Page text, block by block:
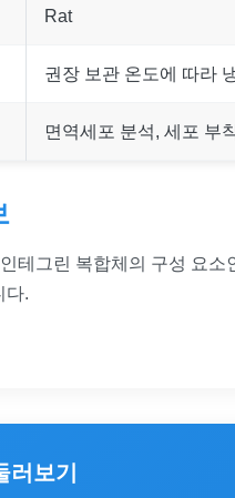
Rat
권장 보관 온도에 따라
면역세포 분석, 세포 부
테그린 복합체의 구성 요
다.
러보기